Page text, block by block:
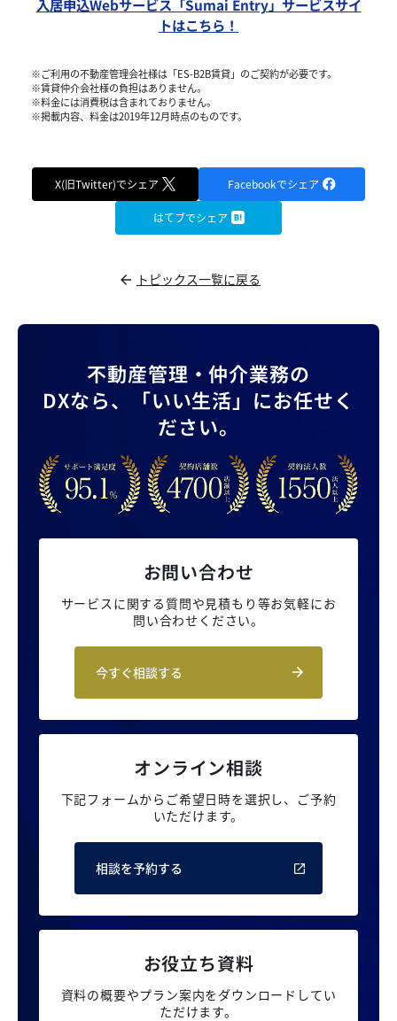
入居申込Webサービス「Sumai Entry」サービスサイ
トはこちら！
※ご利用の不動産管理会社様は「ES-B2B賃貸」のご契約が必要です。
※賃貸仲介会社様の負担はありません。
※料金には消費税は含まれておりません。
※掲載内容、料金は2019年12月時点のものです。
X(旧Twitter)でシェア Facebookでシェア
はてブでシェア
トピックス一覧に戻る
不動産管理・仲介業務の
DXなら、
「いい生活」にお任せく
ださい。
お問い合わせ
サービスに関する質問や見積もり等お気軽にお
問い合わせください。
今すぐ相談する
オンライン相談
下記フォームからご希望日時を選択し、 ご予約
いただけます。
相談を予約する
お役立ち資料
資料の概要やプラン案内をダウンロードしてい
ただけます。